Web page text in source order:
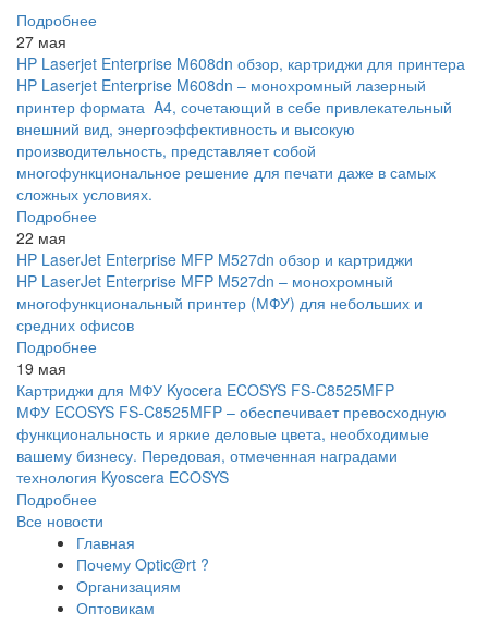
Подробнее
27 мая
HP Laserjet Enterprise M608dn обзор, картриджи для принтера
HP Laserjet Enterprise M608dn – монохромный лазерный
принтер формата A4, сочетающий в себе привлекательный
внешний вид, энергоэффективность и высокую
производительность, представляет собой
многофункциональное решение для печати даже в самых
сложных условиях.
Подробнее
22 мая
HP LaserJet Enterprise MFP M527dn обзор и картриджи
HP LaserJet Enterprise MFP M527dn – монохромный
многофункциональный принтер (МФУ) для небольших и
средних офисов
Подробнее
19 мая
Картриджи для МФУ Kyocera ECOSYS FS-C8525MFP
МФУ ECOSYS FS-C8525MFP – обеспечивает превосходную
функциональность и яркие деловые цвета, необходимые
вашему бизнесу. Передовая, отмеченная наградами
технология Kyoscera ECOSYS
Подробнее
Все новости
Главная
Почему Optic@rt ?
Организациям
Оптовикам